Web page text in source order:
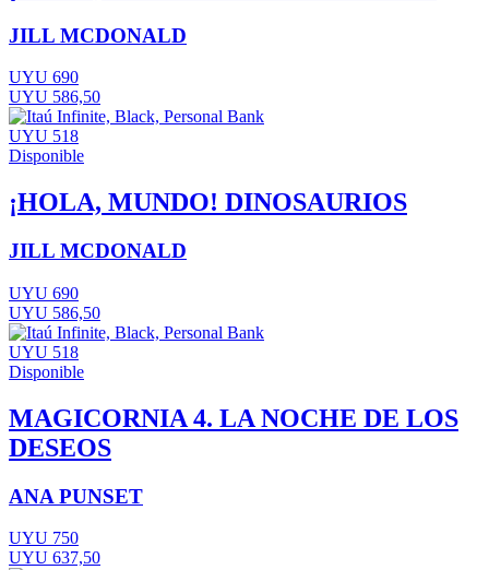
JILL MCDONALD
UYU 690
UYU 586,50
UYU 518
Disponible
¡HOLA, MUNDO! DINOSAURIOS
JILL MCDONALD
UYU 690
UYU 586,50
UYU 518
Disponible
MAGICORNIA 4. LA NOCHE DE LOS
DESEOS
ANA PUNSET
UYU 750
UYU 637,50